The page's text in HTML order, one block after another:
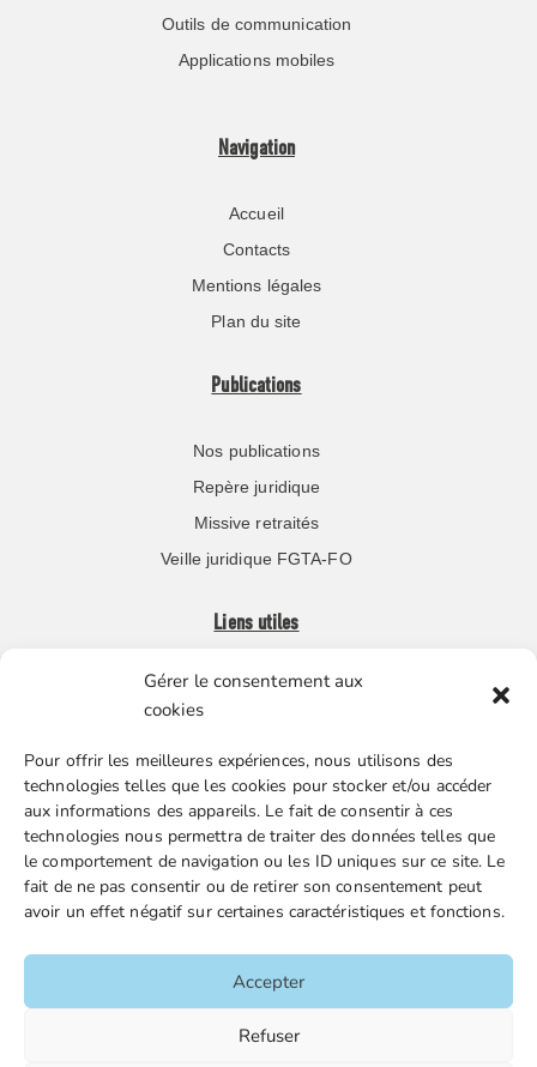
Gérer le consentement aux
cookies
Pour offrir les meilleures expériences, nous utilisons des
technologies telles que les cookies pour stocker et/ou accéder
aux informations des appareils. Le fait de consentir à ces
technologies nous permettra de traiter des données telles que
le comportement de navigation ou les ID uniques sur ce site. Le
fait de ne pas consentir ou de retirer son consentement peut
avoir un effet négatif sur certaines caractéristiques et fonctions.
Accepter
Refuser
Outils de communication
Applications mobiles
Navigation
Accueil
Contacts
Mentions légales
Plan du site
Publications
Nos publications
Repère juridique
Missive retraités
Veille juridique FGTA-FO
Liens utiles
Boutique en ligne
Nos partenaires
Gestion des cookies
FGTA-FO / 15 avenue Victor Hugo – 92170 Vanves / 01 86
Accueil
Contacts